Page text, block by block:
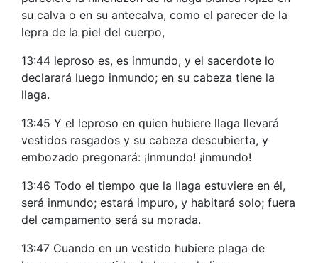
su calva o en su antecalva, como el parecer de la
lepra de la piel del cuerpo,
13:44 leproso es, es inmundo, y el sacerdote lo
declarará luego inmundo; en su cabeza tiene la
llaga.
13:45 Y el leproso en quien hubiere llaga llevará
vestidos rasgados y su cabeza descubierta, y
embozado pregonará: ¡Inmundo! ¡inmundo!
13:46 Todo el tiempo que la llaga estuviere en él,
será inmundo; estará impuro, y habitará solo; fuera
del campamento será su morada.
13:47 Cuando en un vestido hubiere plaga de